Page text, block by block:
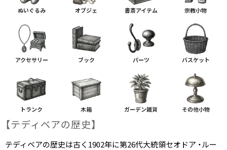
ぬいぐるみ オブジェ 書斎アイテム 宗教小物
アクセサリー ブック パーツ バスケット
トランク 木箱 ガーデン雑貨 その他小物
【テディベアの​歴史】
テディベアの歴史は古く1902年に第26代大統領セオドア ・ルー